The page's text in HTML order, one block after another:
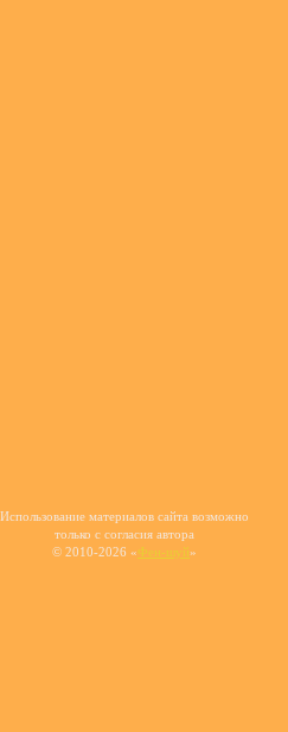
Использование материалов сайта возможно
только с согласия автора
© 2010-2026 « Фен-шуй»